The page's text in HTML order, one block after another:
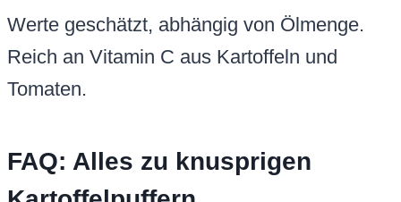
Werte geschätzt, abhängig von Ölmenge.
Reich an Vitamin C aus Kartoffeln und
Tomaten.
FAQ: Alles zu knusprigen